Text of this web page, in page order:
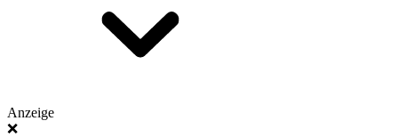
Anzeige
❌